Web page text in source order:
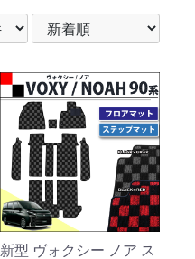
新型 ヴォクシー ノア ス